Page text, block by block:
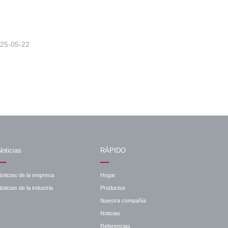
05-22
de la empresa
de la industria
RÁPIDO
Hogar
Productos
Nuestra compañía
Noticias
Referencias